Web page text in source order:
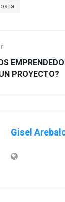
PROYECTO?
Gisel